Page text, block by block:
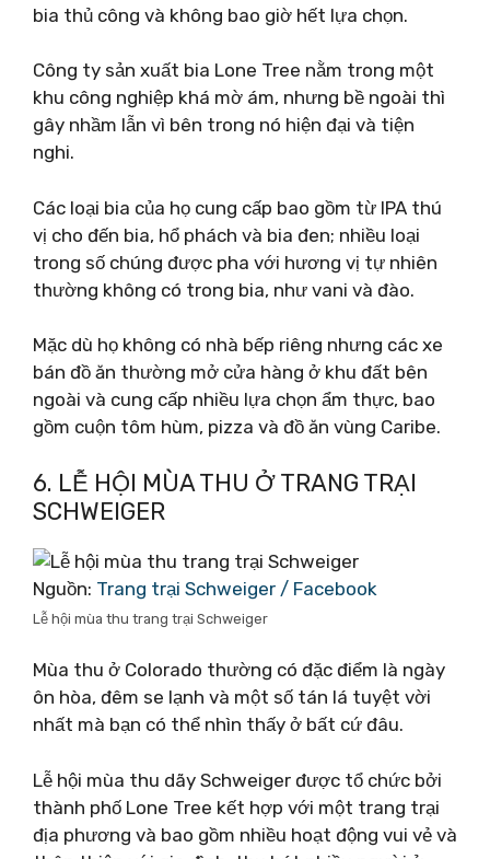
bia thủ công và không bao giờ hết lựa chọn.
Công ty sản xuất bia Lone Tree nằm trong một
khu công nghiệp khá mờ ám, nhưng bề ngoài thì
gây nhầm lẫn vì bên trong nó hiện đại và tiện
nghi.
Các loại bia của họ cung cấp bao gồm từ IPA thú
vị cho đến bia, hổ phách và bia đen; nhiều loại
trong số chúng được pha với hương vị tự nhiên
thường không có trong bia, như vani và đào.
Mặc dù họ không có nhà bếp riêng nhưng các xe
bán đồ ăn thường mở cửa hàng ở khu đất bên
ngoài và cung cấp nhiều lựa chọn ẩm thực, bao
gồm cuộn tôm hùm, pizza và đồ ăn vùng Caribe.
6. LỄ HỘI MÙA THU Ở TRANG TRẠI
SCHWEIGER
Nguồn: Trang trại Schweiger‎ / Facebook
Lễ hội mùa thu trang trại Schweiger
Mùa thu ở Colorado thường có đặc điểm là ngày
ôn hòa, đêm se lạnh và một số tán lá tuyệt vời
nhất mà bạn có thể nhìn thấy ở bất cứ đâu.
Lễ hội mùa thu dãy Schweiger được tổ chức bởi
thành phố Lone Tree kết hợp với một trang trại
địa phương và bao gồm nhiều hoạt động vui vẻ và